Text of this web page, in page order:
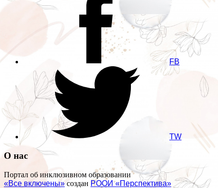
FB
TW
О нас
Портал об инклюзивном образовании
«Все включены» создан РООИ «Перспектива»